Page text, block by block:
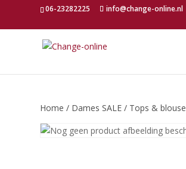
06-23282225
info@change-online.nl
Home / Dames SALE / Tops &